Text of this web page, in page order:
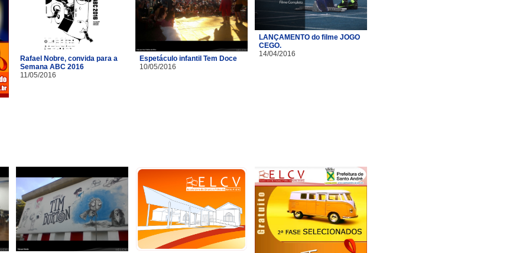
Rafael Nobre, convida para a
Semana ABC 2016
11/05/2016
Espetáculo infantil Tem Doce
10/05/2016
LANÇAMENTO do filme JOGO
CEGO.
14/04/2016